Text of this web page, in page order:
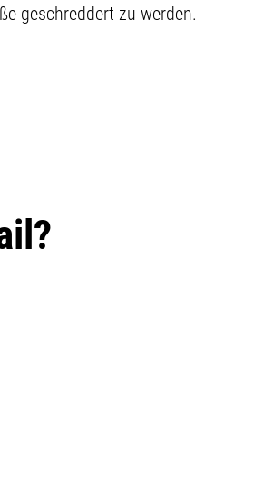
geschreddert zu werden.